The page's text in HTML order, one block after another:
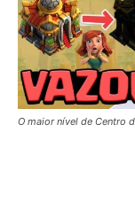
O maior nível de Centro